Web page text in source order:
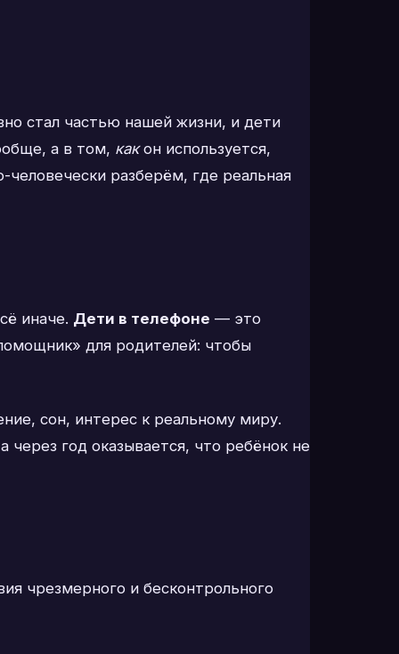
стал частью нашей жизни, и дети
а в том, какон используется,
разберём, где реальная
иначе. Дети в телефоне — это
для родителей: чтобы
сон, интерес к реальному миру.
год оказывается, что ребёнок не
чрезмерного и бесконтрольного